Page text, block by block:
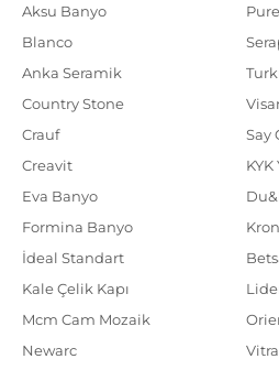
Aksu Banyo
Blanco
Anka Seramik
Country Stone
Crauf
Creavit
Eva Banyo
Formina Banyo
İdeal Standart
Kale Çelik Kapı
Mcm Cam Mozaik
Newarc
Say
KYK